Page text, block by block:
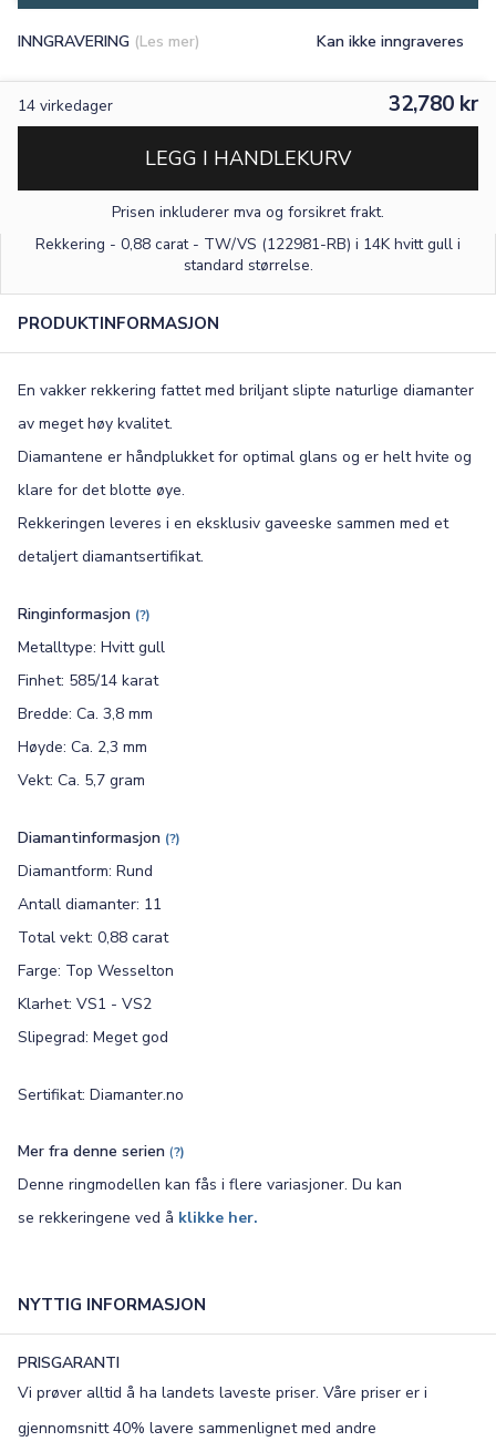
INNGRAVERING (Les mer) Kan ikke inngraveres
14 virkedager 32,780 kr
LEGG I HANDLEKURV
Prisen inkluderer mva og forsikret frakt.
Rekkering - 0,88 carat - TW/VS (122981-RB) i 14K hvitt gull i
standard størrelse.
PRODUKTINFORMASJON
En vakker rekkering fattet med briljant slipte naturlige diamanter
av meget høy kvalitet.
Diamantene er håndplukket for optimal glans og er helt hvite og
klare for det blotte øye.
Rekkeringen leveres i en eksklusiv gaveeske sammen med et
detaljert diamantsertifikat.
Ringinformasjon (?)
Metalltype: Hvitt gull
Finhet: 585/14 karat
Bredde: Ca. 3,8 mm
Høyde: Ca. 2,3 mm
Vekt: Ca. 5,7 gram
Diamantinformasjon (?)
Diamantform: Rund
Antall diamanter: 11
Total vekt: 0,88 carat
Farge: Top Wesselton
Klarhet: VS1 - VS2
Slipegrad: Meget god
Sertifikat: Diamanter.no
Mer fra denne serien (?)
Denne ringmodellen kan fås i flere variasjoner. Du kan
se rekkeringene ved å klikke her.
NYTTIG INFORMASJON
PRISGARANTI
Vi prøver alltid å ha landets laveste priser. Våre priser er i
gjennomsnitt 40% lavere sammenlignet med andre